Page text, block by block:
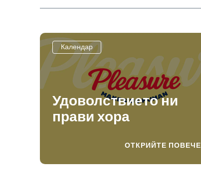
Календар
Удоволствието ни
прави хора
ОТКРИЙТЕ ПОВЕЧЕ